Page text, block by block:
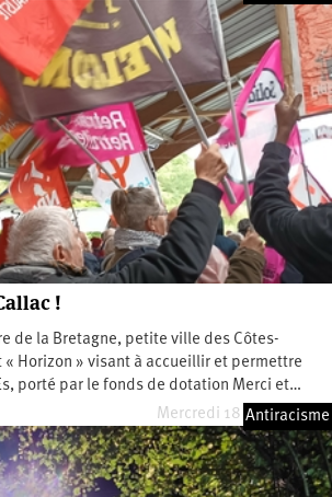
!
de la Bretagne, petite ville des Côtes-
« Horizon » visant à accueillir et permettre
porté par le fonds de dotation Merci et…
Mercredi 18 janvier 2023
Antiracisme